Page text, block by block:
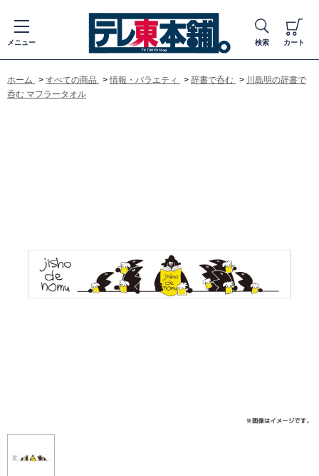
メニュー 検索 カート
ホーム > すべての商品 >情報・バラエティ > 辞書で呑む > 川島明の辞書で
呑む マフラータオル